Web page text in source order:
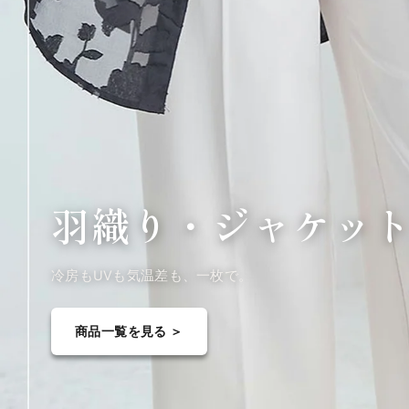
羽織り・ ジャケッ
冷房もUVも気温差も、一枚で。
商品一覧を見る ＞